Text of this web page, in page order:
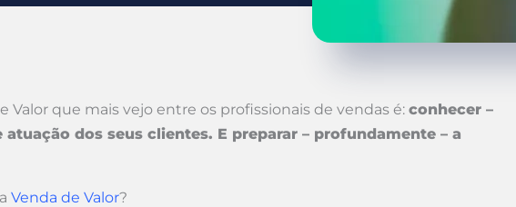
Valor que mais vejo entre os profissionais de vendas é: conhecer –
dos seus clientes. E preparar – profundamente – a
Venda de Valor?